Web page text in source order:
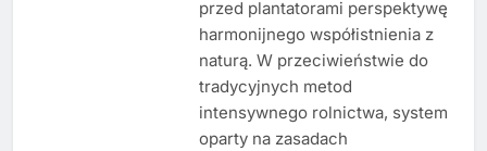
przed plantatorami perspektywę
harmonijnego współistnienia z
naturą. W przeciwieństwie do
tradycyjnych metod
intensywnego rolnictwa, system
oparty na zasadach